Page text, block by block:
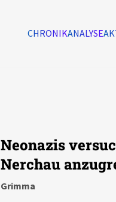
CHRONIKANALYSE
Neonazis
Nerchau
Grimma